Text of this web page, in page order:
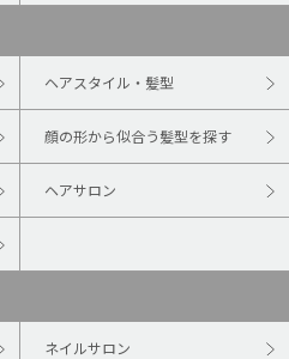
ヘアスタイル・髪型
顔の形から似合う髪型を探す
ヘアサロン
ネイルサロン